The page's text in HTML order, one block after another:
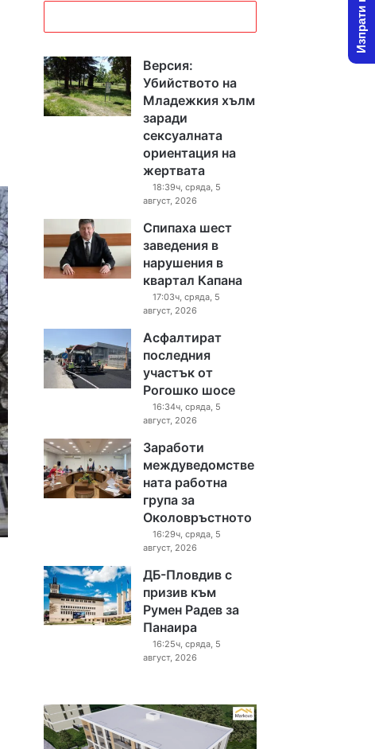
Версия:
Убийството на
Младежкия хълм
заради
сексуалната
ориентация на
жертвата
18:39ч, сряда, 5
август, 2026
Спипаха шест
заведения в
нарушения в
квартал Капана
17:03ч, сряда, 5
август, 2026
Асфалтират
последния
участък от
Рогошко шосе
16:34ч, сряда, 5
август, 2026
Заработи
междуведомстве
ната работна
група за
Околовръстното
16:29ч, сряда, 5
август, 2026
ДБ-Пловдив с
призив към
Румен Радев за
Панаира
16:25ч, сряда, 5
август, 2026